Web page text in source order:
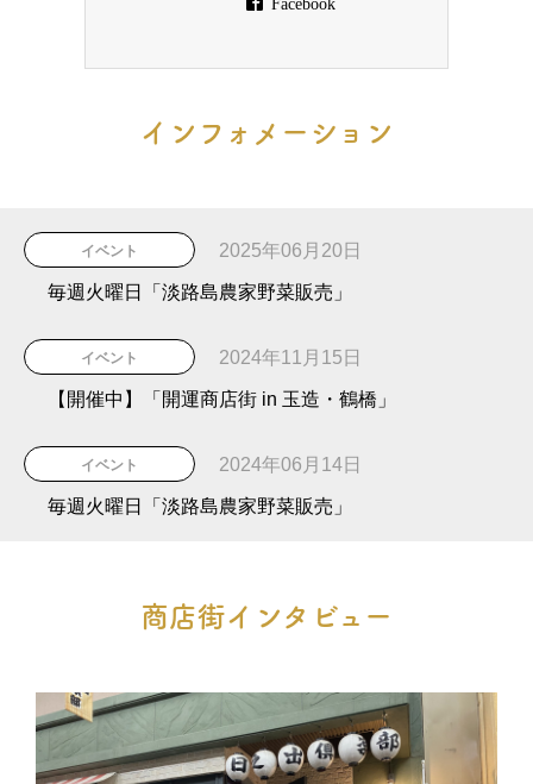
インフォメーション
イベント 2025年06月20日
毎週火曜日「淡路島農家野菜販売」
イベント 2024年11月15日
【開催中】「開運商店街 in 玉造・鶴橋」
イベント 2024年06月14日
毎週火曜日「淡路島農家野菜販売」
商店街インタビュー